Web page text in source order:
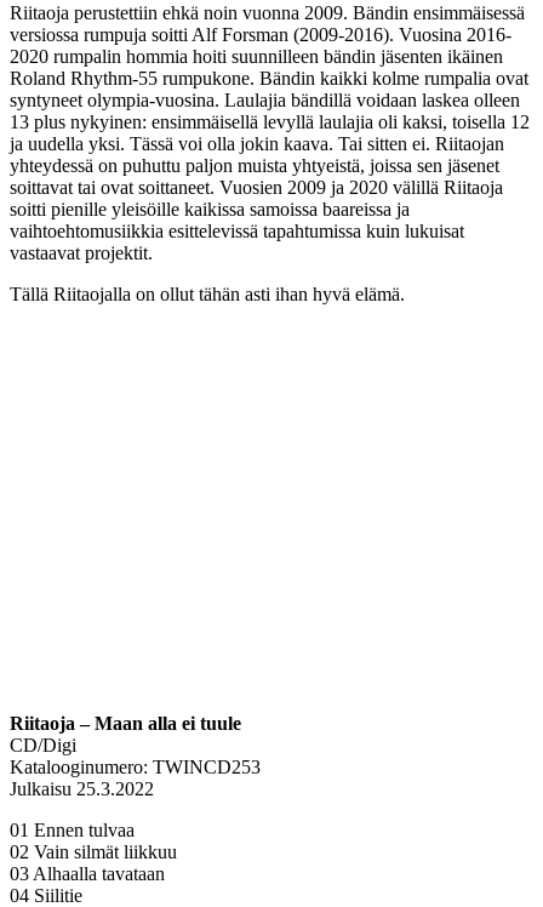
Riitaoja perustettiin ehkä noin vuonna 2009. Bändin ensimmäisessä
versiossa rumpuja soitti Alf Forsman (2009-2016). Vuosina 2016-
2020 rumpalin hommia hoiti suunnilleen bändin jäsenten ikäinen
Roland Rhythm-55 rumpukone. Bändin kaikki kolme rumpalia ovat
syntyneet olympia-vuosina. Laulajia bändillä voidaan laskea olleen
13 plus nykyinen: ensimmäisellä levyllä laulajia oli kaksi, toisella 12
ja uudella yksi. Tässä voi olla jokin kaava. Tai sitten ei. Riitaojan
yhteydessä on puhuttu paljon muista yhtyeistä, joissa sen jäsenet
soittavat tai ovat soittaneet. Vuosien 2009 ja 2020 välillä Riitaoja
soitti pienille yleisöille kaikissa samoissa baareissa ja
vaihtoehtomusiikkia esittelevissä tapahtumissa kuin lukuisat
vastaavat projektit.
Tällä Riitaojalla on ollut tähän asti ihan hyvä elämä.
Riitaoja – Maan alla ei tuule
CD/Digi
Katalooginumero: TWINCD253
Julkaisu 25.3.2022
01 Ennen tulvaa
02 Vain silmät liikkuu
03 Alhaalla tavataan
04 Siilitie